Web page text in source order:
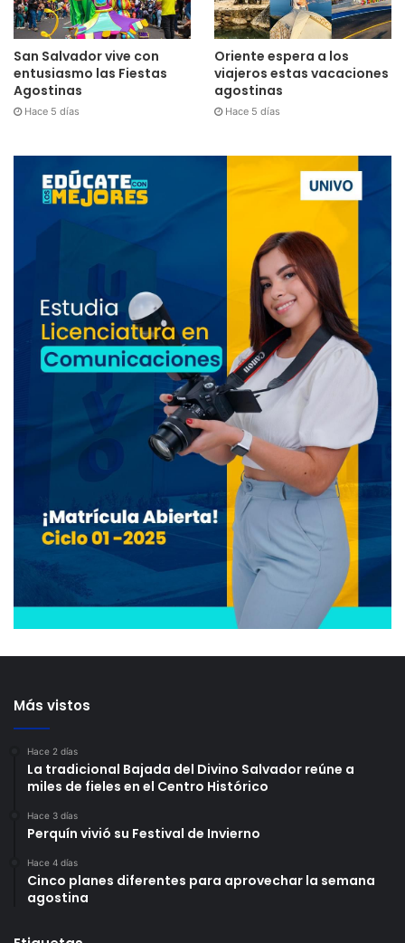
San Salvador vive con
entusiasmo las Fiestas
Agostinas
Hace 5 días
Oriente espera a los
viajeros estas vacaciones
agostinas
Hace 5 días
Más vistos
Hace 2 días
La tradicional Bajada del Divino Salvador reúne a
miles de fieles en el Centro Histórico
Hace 3 días
Perquín vivió su Festival de Invierno
Hace 4 días
Cinco planes diferentes para aprovechar la semana
agostina